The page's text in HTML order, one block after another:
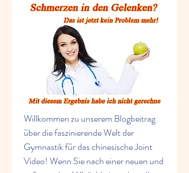
Willkommen zu unserem Blogbeitrag
über die faszinierende Welt der
Gymnastik für das chinesische Joint
Video! Wenn Sie nach einer neuen und